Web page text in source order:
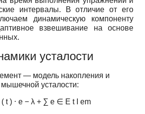
интервалы. В отличие от его
динамическую компоненту
взвешивание на основе
усталости
— модель накопления и
усталости:
( t ) ⋅ e − λ + ∑ e ∈ E t em